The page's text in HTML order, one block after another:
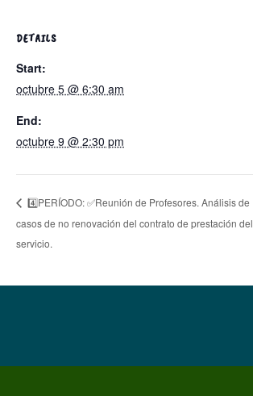
DETAILS
Start:
octubre 5 @ 6:30 am
End:
octubre 9 @ 2:30 pm
4️⃣PERÍODO: ✅Reunión de Profesores. Análisis de
casos de no renovación del contrato de prestación del
servicio.